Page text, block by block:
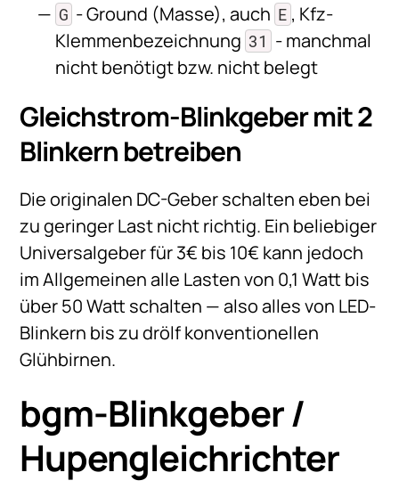
G - Ground (Masse), auch E , Kfz-
Klemmenbezeichnung 31 - manchmal
nicht benötigt bzw. nicht belegt
Gleichstrom-Blinkgeber mit 2
Blinkern betreiben
Die originalen DC-Geber schalten eben bei
zu geringer Last nicht richtig. Ein beliebiger
Universalgeber für 3€ bis 10€ kann jedoch
im Allgemeinen alle Lasten von 0,1 Watt bis
über 50 Watt schalten — also alles von LED-
Blinkern bis zu drölf konventionellen
Glühbirnen.
bgm-Blinkgeber /
Hupen­gleich­richter